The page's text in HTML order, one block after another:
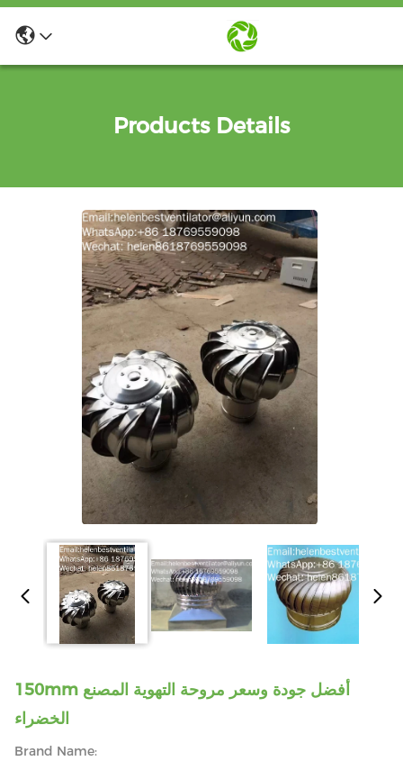
Products Details
150mm أفضل جودة وسعر مروحة التهوية المصنع
الخضراء
Brand Name: